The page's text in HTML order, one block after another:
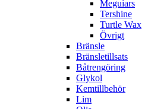
Meguiars
Tershine
Turtle Wax
Övrigt
Bränsle
Bränsletillsats
Båtrengöring
Glykol
Kemtillbehör
Lim